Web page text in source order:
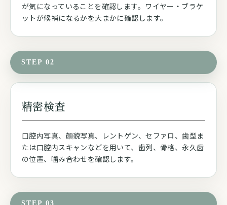
が気になっていることを確認します。ワイヤー・ブラケ
ットが候補になるかを大まかに確認します。
STEP 02
精密検査
口腔内写真、顔貌写真、レントゲン、セファロ、歯型ま
たは口腔内スキャンなどを用いて、歯列、骨格、永久歯
の位置、噛み合わせを確認します。
STEP 03